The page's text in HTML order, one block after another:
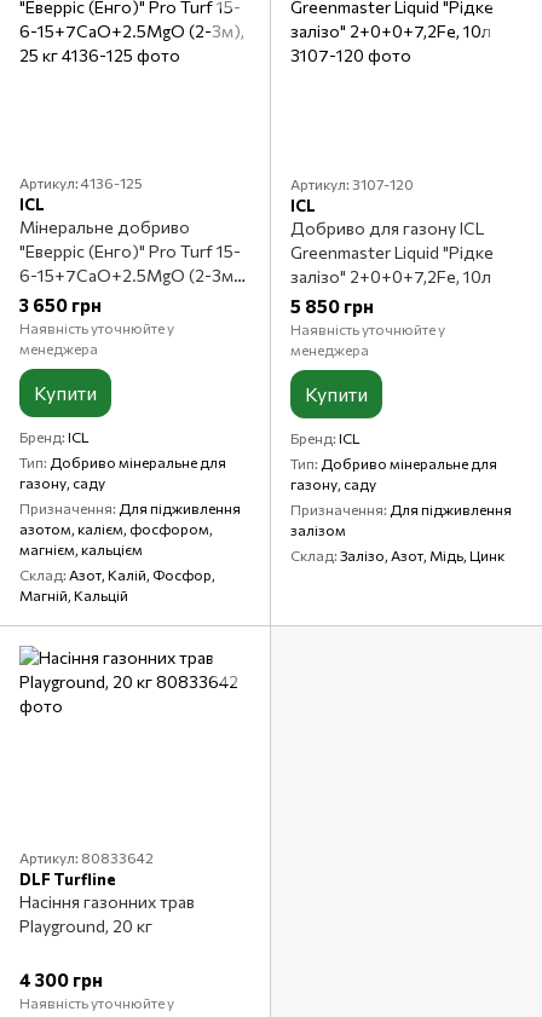
Артикул: 4136-125
ICL
Мінеральне добриво
"Еверріс (Енго)" Pro Turf 15-
6-15+7CaO+2.5MgO (2-3м),
25 кг
3 650 грн
Наявність уточнюйте у
менеджера
Купити
Бренд ICL
Тип Добриво мінеральне для
газону, саду
Призначення Для підживлення
азотом, калієм, фосфором,
магнієм, кальцієм
Склад Азот, Калій, Фосфор,
Магній, Кальцій
Артикул: 3107-120
ICL
Добриво для газону ICL
Greenmaster Liquid "Рідке
залізо" 2+0+0+7,2Fe, 10л
5 850 грн
Наявність уточнюйте у
менеджера
Купити
Бренд ICL
Тип Добриво мінеральне для
газону, саду
Призначення Для підживлення
залізом
Склад Залізо, Азот, Мідь, Цинк
Артикул: 80833642
DLF Turfline
Насіння газонних трав
Playground, 20 кг
4 300 грн
Наявність уточнюйте у